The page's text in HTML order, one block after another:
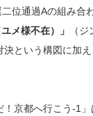
位通過Aの組み合わ
メ様不在）」
（
という構図に加
京都へ行こう-1